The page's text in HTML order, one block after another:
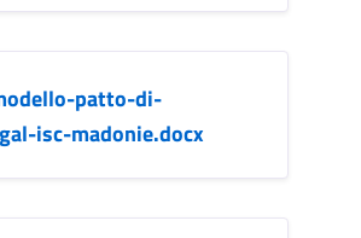
patto-di-
isc-madonie.docx